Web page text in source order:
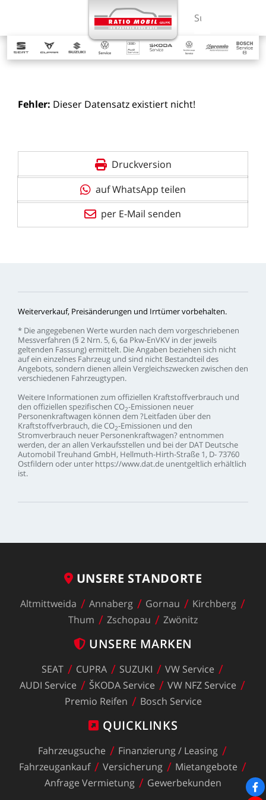
Suchbegriff
Fehler: Dieser Datensatz existiert nicht!
Druckversion
auf WhatsApp teilen
per E-Mail senden
Weiterverkauf, Preisänderungen und Irrtümervorbehalten.
* Dieangegebenen Wertewurden nach dem vorgeschriebenen
Messverfahren (§ 2 Nrn. 5, 6, 6a Pkw-EnVKV in der jeweils
geltenden Fassung)ermittelt. DieAngaben beziehen sich nicht
aufein einzelnes Fahrzeug und sind nicht Bestandteildes
Angebots, sondern dienen allein Vergleichszwecken zwischen den
verschiedenen Fahrzeugtypen.
Weitere Informationen zum offiziellen Kraftstoffverbrauch und
den offiziellen spezifischen CO2-Emissionen neuer
Personenkraftwagen können dem ?Leitfaden überden
Kraftstoffverbrauch, dieCO2-Emissionen und den
Stromverbrauch neuer Personenkraftwagen? entnommen
werden, deran allen Verkaufsstellen und beider DAT Deutsche
AutomobilTreuhand GmbH, Hellmuth-Hirth-Straße 1, D-73760
Ostfildern oder unter https://www.dat.de unentgeltlich erhältlich
ist.
UNSERE STANDORTE
Altmittweida Annaberg Gornau
Kirchberg
Thum
Zschopau Zwönitz
UNSERE MARKEN
SEAT CUPRA SUZUKI VW Service
AUDI Service ŠKODA Service VW NFZ Service
Premio Reifen Bosch Service
QUICKLINKS
Fahrzeugsuche Finanzierung/ Leasing
Fahrzeugankauf
Versicherung
Mietangebote
Anfrage Vermietung Gewerbekunden